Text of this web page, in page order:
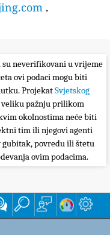
.
su neverifikovani u vrijeme
ovi podaci mogu biti
ProjekatSvjetskog
pažnju prilikom
okolnostima neće biti
tim ili njegovi agenti
gubitak, povredu ili štetu
ovim podacima.